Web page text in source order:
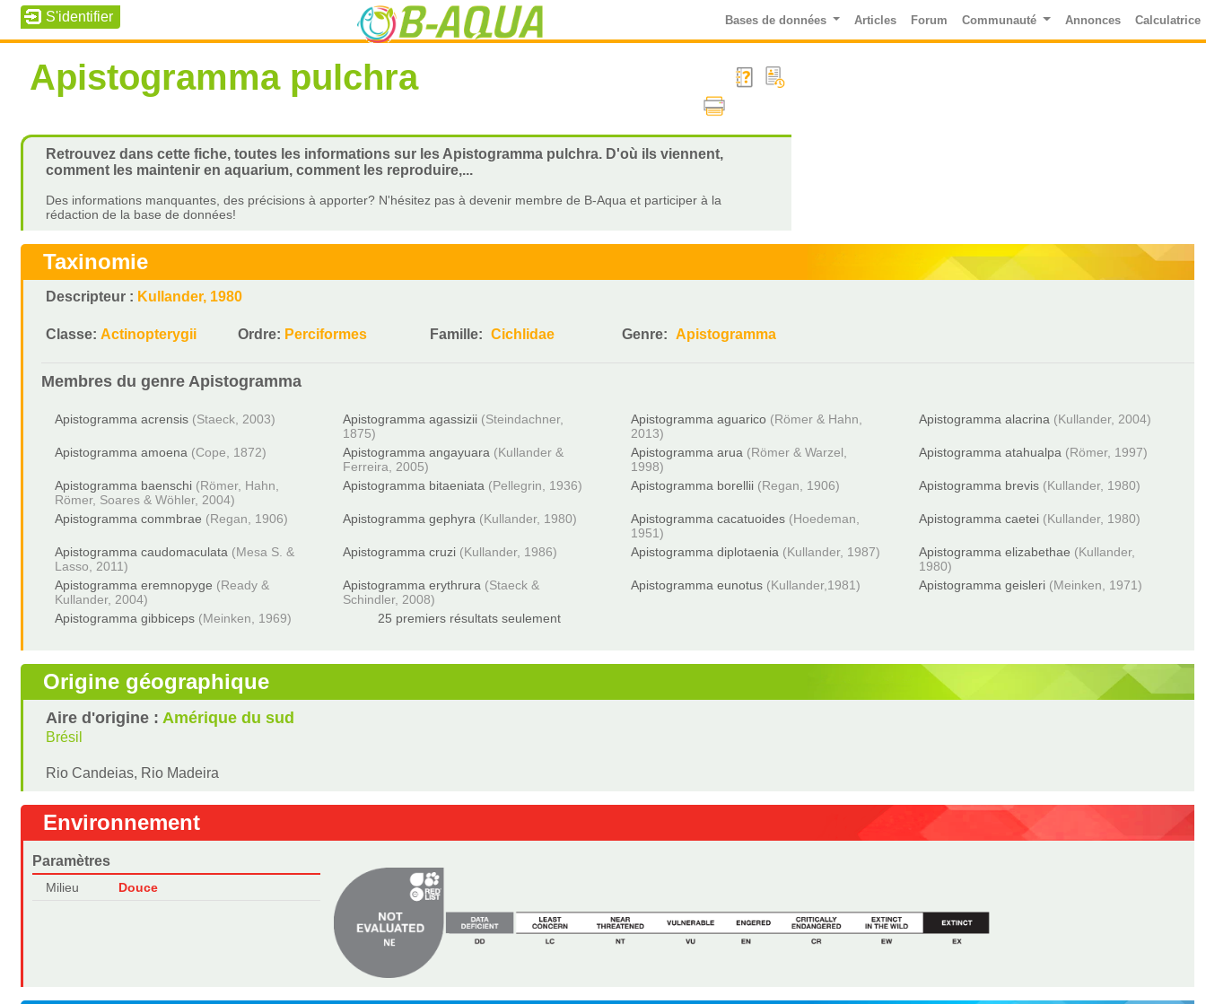
Bases de données Articles Forum Communauté Annonces Calculatrice
Apistogramma pulchra
Retrouvez dans cette fiche, toutes les informations sur les Apistogramma pulchra. D'où ils viennent,
comment les maintenir en aquarium, comment les reproduire,...
Des informations manquantes, des précisions à apporter? N'hésitez pas à devenir membre de B-Aqua et participer à la
rédaction de la base de données!
Taxinomie
Descripteur : Kullander, 1980
Classe:Actinopterygii Ordre: Perciformes Famille: Cichlidae Genre: Apistogramma
Membres du genreApistogramma
Apistogramma acrensis (Staeck, 2003) Apistogramma agassizii (Steindachner,
1875)
Apistogramma aguarico (Römer & Hahn,
2013)
Apistogramma alacrina (Kullander, 2004)
Apistogramma amoena (Cope, 1872) Apistogramma angayuara (Kullander &
Ferreira, 2005)
Apistogramma arua (Römer & Warzel,
1998)
Apistogramma atahualpa (Römer, 1997)
Apistogramma baenschi (Römer, Hahn,
Römer, Soares & Wöhler, 2004)
Apistogramma bitaeniata (Pellegrin, 1936) Apistogramma borellii (Regan, 1906) Apistogramma brevis (Kullander, 1980)
Apistogramma commbrae (Regan, 1906) Apistogramma gephyra (Kullander, 1980) Apistogramma cacatuoides (Hoedeman,
1951)
Apistogramma caetei (Kullander, 1980)
Apistogramma caudomaculata (Mesa S. &
Lasso, 2011)
Apistogramma cruzi (Kullander, 1986) Apistogramma diplotaenia (Kullander, 1987) Apistogramma elizabethae (Kullander,
1980)
Apistogramma eremnopyge (Ready &
Kullander, 2004)
Apistogramma erythrura (Staeck &
Schindler, 2008)
Apistogramma eunotus (Kullander,1981) Apistogramma geisleri (Meinken, 1971)
Apistogramma gibbiceps (Meinken, 1969) 25 premiers résultats seulement
Origine géographique
Aire d'origine :Amérique du sud
Brésil
Rio Candeias, Rio Madeira
Environnement
Paramètres
Milieu Douce